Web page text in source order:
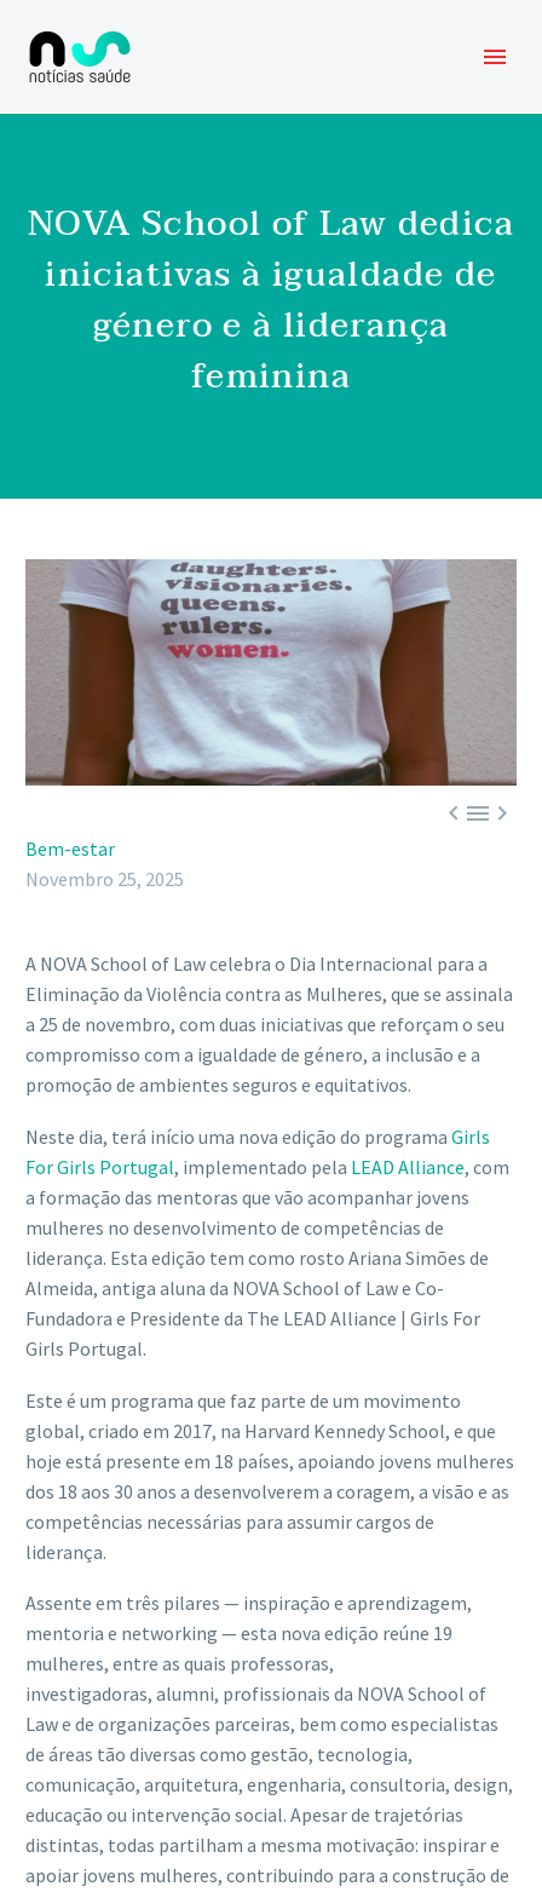
NOVA School of Law dedica
iniciativas à igualdade de
género e à liderança
feminina

Bem-estar
Novembro 25, 2025
A NOVA School of Law celebra o Dia Internacional para a
Eliminação da Violência contra as Mulheres, que se assinala
a 25 de novembro, com duas iniciativas que reforçam o seu
compromisso com a igualdade de género, a inclusão e a
promoção de ambientes seguros e equitativos.
Neste dia, terá início uma nova edição do programa Girls
For Girls Portugal, implementado pela LEAD Alliance, com
a formação das mentoras que vão acompanhar jovens
mulheres no desenvolvimento de competências de
liderança. Esta edição tem como rosto Ariana Simões de
Almeida, antiga aluna da NOVA School of Law e Co-
Fundadora e Presidente da The LEAD Alliance | Girls For
Girls Portugal.
Este é um programa que faz parte de um movimento
global, criado em 2017, na Harvard Kennedy School, e que
hoje está presente em 18 países, apoiando jovens mulheres
dos 18 aos 30 anos a desenvolverem a coragem, a visão e as
competências necessárias para assumir cargos de
liderança.
Assente em três pilares — inspiração e aprendizagem,
mentoria e networking — esta nova edição reúne 19
mulheres, entre as quais professoras,
investigadoras, alumni, profissionais da NOVA School of
Law e de organizações parceiras, bem como especialistas
de áreas tão diversas como gestão, tecnologia,
comunicação, arquitetura, engenharia, consultoria, design,
educação ou intervenção social. Apesar de trajetórias
distintas, todas partilham a mesma motivação: inspirar e
apoiar jovens mulheres, contribuindo para a construção de